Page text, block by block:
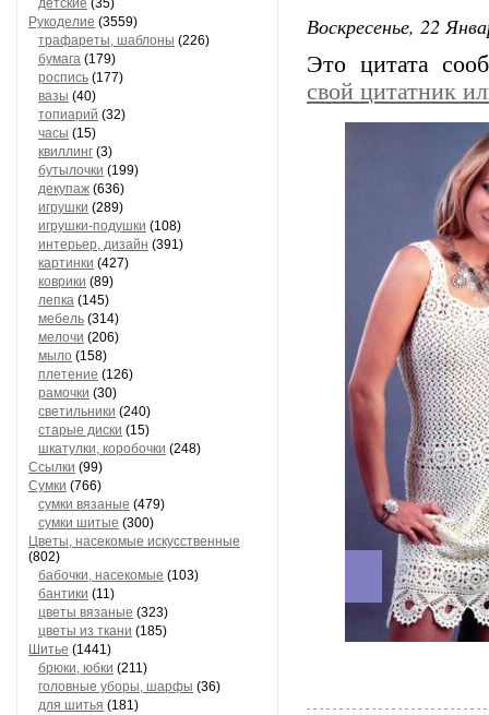
детские (35)
Рукоделие (3559)
трафареты, шаблоны (226)
бумага (179)
роспись (177)
вазы (40)
топиарий (32)
часы (15)
квиллинг (3)
бутылочки (199)
декупаж (636)
игрушки (289)
игрушки-подушки (108)
интерьер, дизайн (391)
картинки (427)
коврики (89)
лепка (145)
мебель (314)
мелочи (206)
мыло (158)
плетение (126)
рамочки (30)
светильники (240)
старые диски (15)
шкатулки, коробочки (248)
Ссылки (99)
Сумки (766)
сумки вязаные (479)
сумки шитые (300)
Цветы, насекомые искусственные
(802)
бабочки, насекомые (103)
бантики (11)
цветы вязаные (323)
цветы из ткани (185)
Шитье (1441)
брюки, юбки (211)
головные уборы, шарфы (36)
для шитья (181)
Воскресенье, 22
Это цитата
свой цитатник